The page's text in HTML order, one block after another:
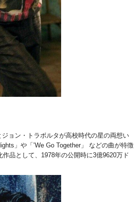
ョン・トラボルタが高校時代の星の両想い
」や「’We Go Together」 などの曲が特徴
品として、1978年の公開時に3億9620万ド